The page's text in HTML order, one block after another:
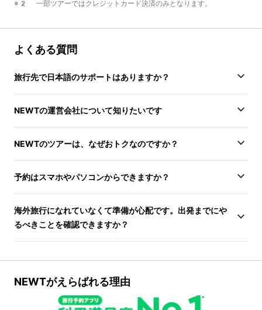
※2 一部ツアーではクレジットカード決済のみとなります。
よくある質問
旅行先で日本語のサポートはありますか？
NEWTの運営会社について知りたいです
NEWTのツアーは、なぜおトクなのですか？
予約はスマホやパソコンからできますか？
海外旅行になれていなくて準備が心配です。出発までにや
るべきことを確認できますか？
NEWTがえらばれる理由